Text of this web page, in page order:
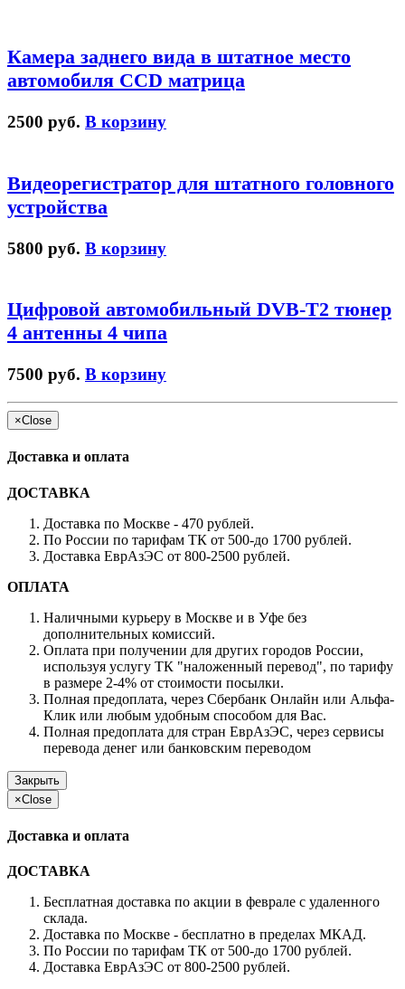
Камера заднего вида в штатное место
автомобиля CCD матрица
2500 руб. В корзину
Видеорегистратор для штатного головного
устройства
5800 руб. В корзину
Цифровой автомобильный DVB-T2 тюнер
4 антенны 4 чипа
7500 руб. В корзину
×Close
Доставка и оплата
ДОСТАВКА
Доставка по Москве - 470 рублей.
По России по тарифам ТК от 500-до 1700 рублей.
Доставка ЕврАзЭС от 800-2500 рублей.
ОПЛАТА
Наличными курьеру в Москве и в Уфе без
дополнительных комиссий.
Оплата при получении для других городов России,
используя услугу ТК "наложенный перевод", по тарифу
в размере 2-4% от стоимости посылки.
Полная предоплата, через Сбербанк Онлайн или Альфа-
Клик или любым удобным способом для Вас.
Полная предоплата для стран ЕврАзЭС, через сервисы
перевода денег или банковским переводом
Закрыть
×Close
Доставка и оплата
ДОСТАВКА
Бесплатная доставка по акции в феврале с удаленного
склада.
Доставка по Москве - бесплатно в пределах МКАД.
По России по тарифам ТК от 500-до 1700 рублей.
Доставка ЕврАзЭС от 800-2500 рублей.